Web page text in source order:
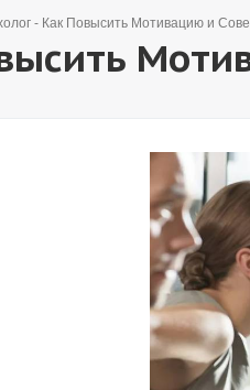
- Как Повысить Мотивацию и